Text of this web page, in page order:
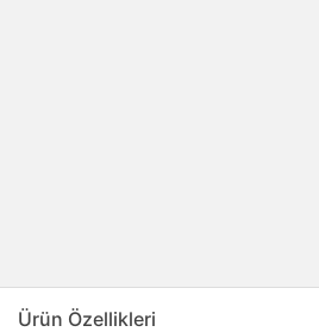
Ürün Özellikleri